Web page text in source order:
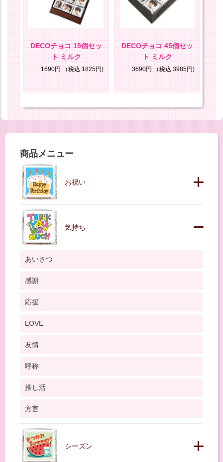
DECOチョコ 15個セッ
ト ミルク
1690円 （税込 1825円)
DECOチョコ 45個セッ
ト ミルク
3690円 （税込 3985円)
商品メニュー
お祝い
気持ち
あいさつ
感謝
応援
LOVE
友情
呼称
推し活
方言
シーズン